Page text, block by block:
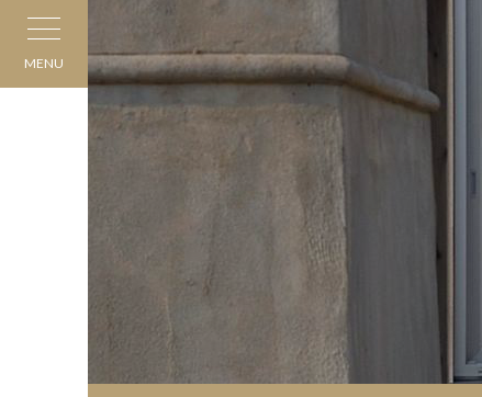
MENU